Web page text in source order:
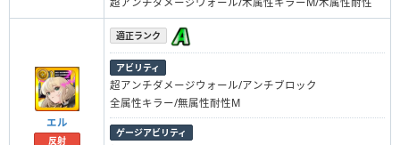
エル
反射
適正ランク
アビリティ
超アンチダメージウォール/アンチブロック
全属性キラー/無属性耐性M
ゲージアビリティ